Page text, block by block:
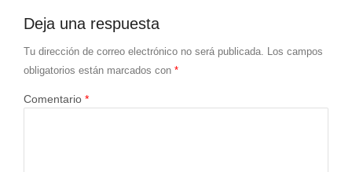
Deja una respuesta
Tu dirección de correo electrónico no será publicada.
Los campos
obligatorios están marcados con *
Comentario *